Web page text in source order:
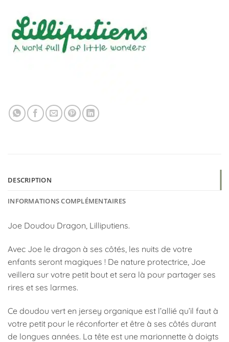
DESCRIPTION
INFORMATIONS COMPLÉMENTAIRES
Joe Doudou Dragon, Lilliputiens.
Avec Joe le dragon à ses côtés, les nuits de votre
enfants seront magiques ! De nature protectrice, Joe
veillera sur votre petit bout et sera là pour partager ses
rires et ses larmes.
Ce doudou vert en jersey organique est l’allié qu’il faut à
votre petit pour le réconforter et être à ses côtés durant
de longues années. La tête est une marionnette à doigts